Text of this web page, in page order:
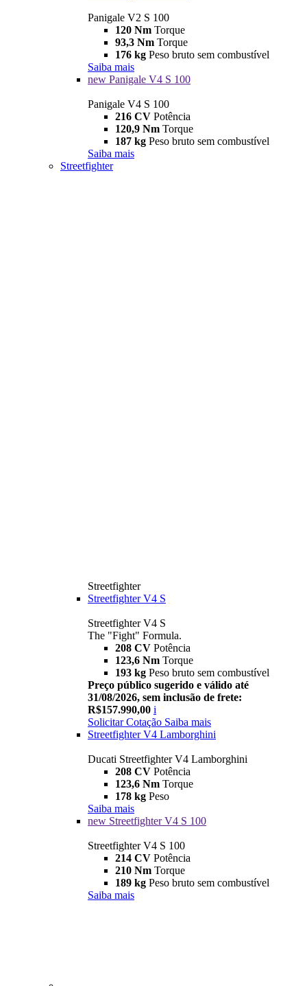
Panigale V2 S 100
120 Nm Torque
93,3 Nm Torque
176 kg Peso bruto sem combustível
Saiba mais
new Panigale V4 S 100
Panigale V4 S 100
216 CV Potência
120,9 Nm Torque
187 kg Peso bruto sem combustível
Saiba mais
Streetfighter
Streetfighter
Streetfighter V4 S
Streetfighter V4 S
The "Fight" Formula.
208 CV Potência
123,6 Nm Torque
193 kg Peso bruto sem combustível
Preço público sugerido e válido até
31/08/2026, sem inclusão de frete:
R$157.990,00 i
Solicitar Cotação Saiba mais
Streetfighter V4 Lamborghini
Ducati Streetfighter V4 Lamborghini
208 CV Potência
123,6 Nm Torque
178 kg Peso
Saiba mais
new Streetfighter V4 S 100
Streetfighter V4 S 100
214 CV Potência
210 Nm Torque
189 kg Peso bruto sem combustível
Saiba mais